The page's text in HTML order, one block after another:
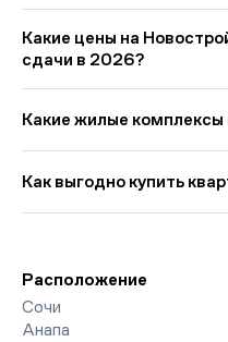
Какие цены на
сдачи в 2026?
в 2026» представлено: 7
руб., минимальная
от 75 913 руб. в мес.
Какие жилые
найдете проекты от
страницах ЖК доступны
строительства,
Как выгодно купить
организует просмотр и
минимальной ставке. Чтобы
заявку на обратный звонок.
Расположение
Сочи
Анапа